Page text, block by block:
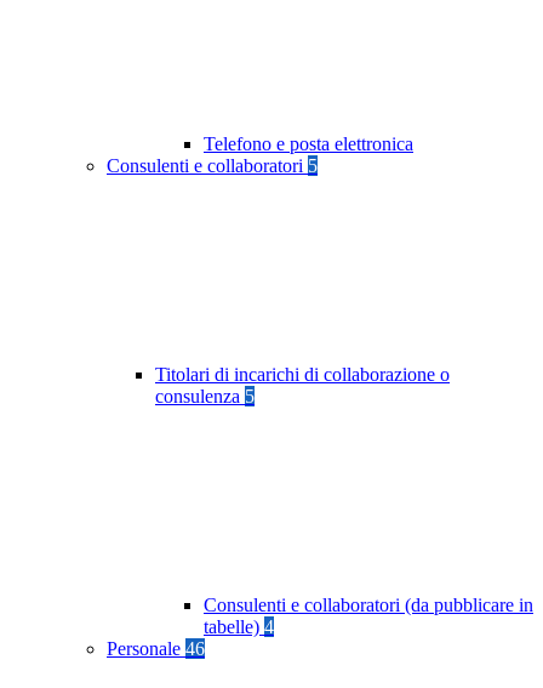
Telefono e posta elettronica
Consulenti e collaboratori 5
Titolari di incarichi di collaborazione o
consulenza 5
Consulenti e collaboratori (da pubblicare in
tabelle) 4
Personale 46